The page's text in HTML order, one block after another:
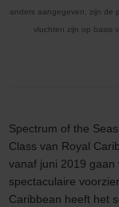
anders aangegeven, zijn de
vluchten zijn op basis
Spectrum of the
Class van Royal
vanaf juni 2019
spectaculaire
Caribbean heeft het